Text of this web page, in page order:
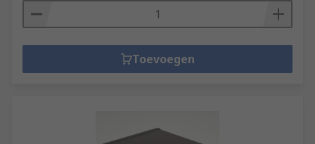
Toevoegen